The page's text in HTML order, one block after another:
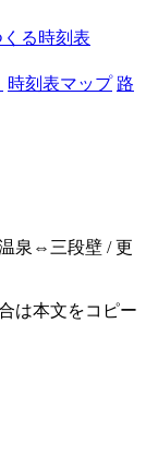
る時刻表
時刻表マップ 路
泉⇔三段壁 / 更
は本文をコピー